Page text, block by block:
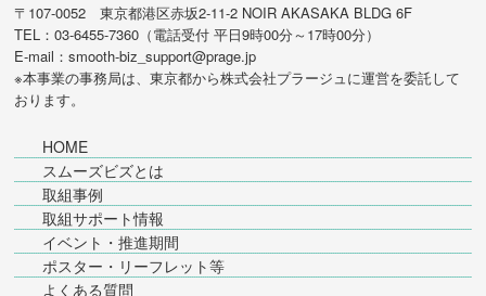
〒107-0052 東京都港区赤坂2-11-2 NOIR AKASAKA BLDG 6F
TEL：03-6455-7360（電話受付 平日9時00分～17時00分）
E-mail：smooth-biz_support@prage.jp
※本事業の事務局は、東京都から株式会社プラージュに運営を委託して
おります。
HOME
スムーズビズとは
取組事例
取組サポート情報
イベント・推進期間
ポスター・リーフレット等
よくある質問